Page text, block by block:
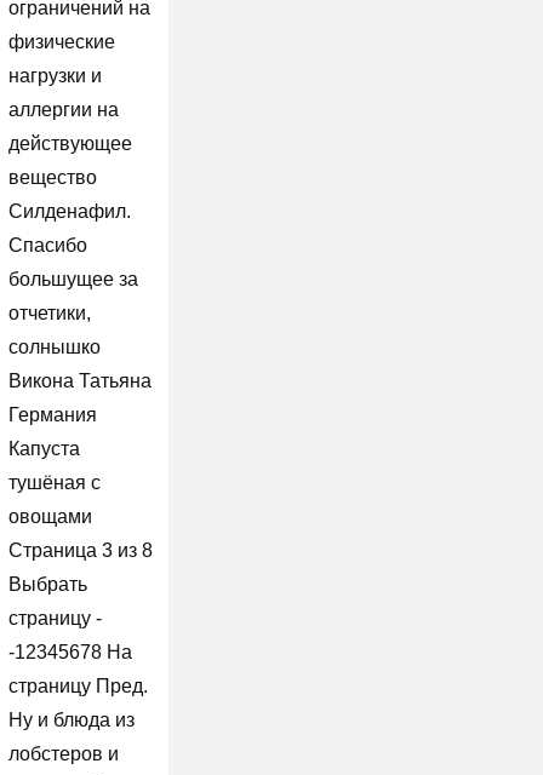
ограничений на
физические
нагрузки и
аллергии на
действующее
вещество
Силденафил.
Спасибо
большущее за
отчетики,
солнышко
Викона Татьяна
Германия
Капуста
тушёная с
овощами
Страница 3 из 8
Выбрать
страницу -
-12345678 На
страницу Пред.
Ну и блюда из
лобстеров и